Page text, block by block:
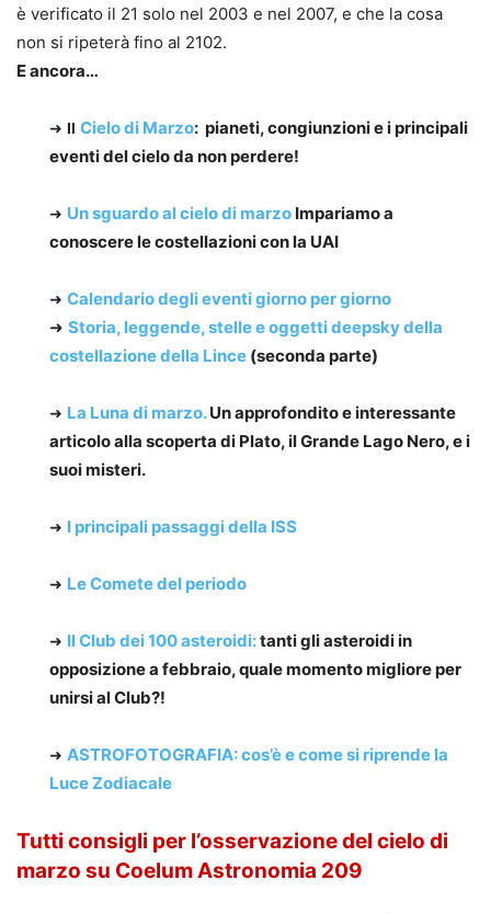
è verificato il 21 solo nel 2003 e nel 2007, e che la cosa
non si ripeterà fino al 2102.
E ancora…
➜ Il Cielo di Marzo: pianeti, congiunzioni e i principali
eventi del cielo da non perdere!
➜ Un sguardo al cielo di marzo Impariamo a
conoscere le costellazioni con la UAI
➜ Calendario degli eventi giorno per giorno
➜ Storia, leggende, stelle e oggetti deepsky della
costellazione della Lince (seconda parte)
➜ La Luna di marzo. Un approfondito e interessante
articolo alla scoperta di Plato, il Grande Lago Nero, e i
suoi misteri.
➜ I principali passaggi della ISS
➜ Le Comete del periodo
➜ Il Club dei 100 asteroidi:tanti gli asteroidi in
opposizione a febbraio, quale momento migliore per
unirsi al Club?!
➜ ASTROFOTOGRAFIA: cos’è e come si riprende la
Luce Zodiacale
Tutti consigli per l’osservazione del cielo di
marzo su Coelum Astronomia 209